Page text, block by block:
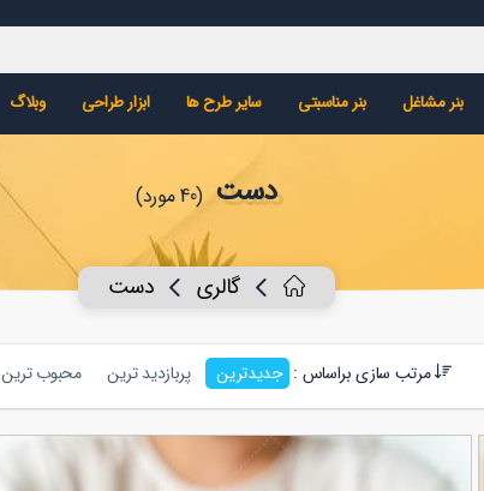
بنر مشاغل بنر مناسبتی سایر طرح ها ابزار طراحی وبلاگ
دست (40 مورد)
گالری دست
مرتب سازی براساس : جدیدترین پربازدید ترین محبوب ترین